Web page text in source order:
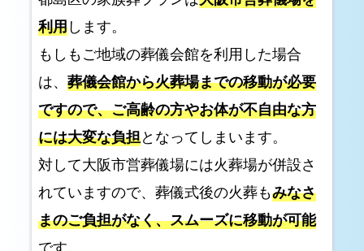
木
祭
壇
の
い
美
し
利用します。
もしもご地域の葬儀会館を利用した場合
は、葬儀会館から火葬場までの移動が必要
ですので、ご高齢の方やお体が不自由な方
には大変な負担となってしまいます。
対して大阪市営葬儀場には火葬場が併設さ
れていますので、葬儀式後の火葬もみなさ
まのご負担がなく、スムーズに移動が可能